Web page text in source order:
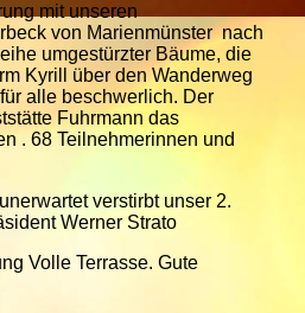
mit unseren
von Marienmünster nach
umgestürzter Bäume, die
Kyrill über den Wanderweg
alle beschwerlich. Der
Fuhrmann das
. 68 Teilnehmerinnen und
verstirbt unser 2.
Werner Strato
Volle Terrasse. Gute